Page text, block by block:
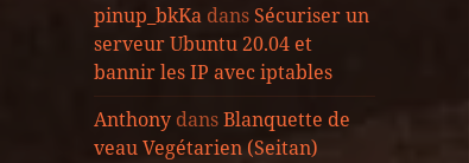
pinup_bkKa dans Sécuriser un
serveur Ubuntu 20.04 et
bannir les IP avec iptables
Anthony dansBlanquette de
veau Vegétarien (Seitan)